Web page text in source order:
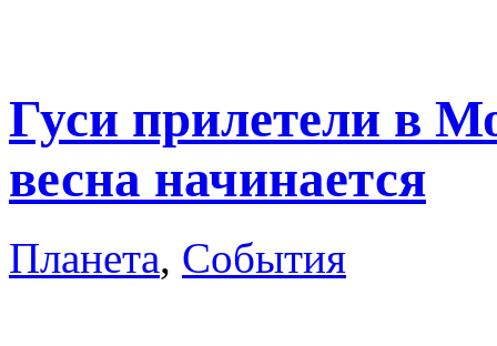
Гуси прилетели в
весна начинается
Планета, События